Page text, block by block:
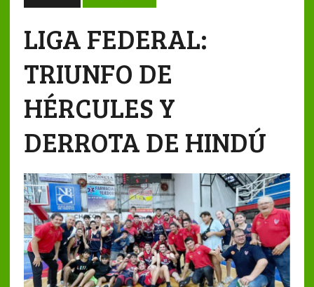
LIGA FEDERAL:
TRIUNFO DE
HÉRCULES Y
DERROTA DE HINDÚ